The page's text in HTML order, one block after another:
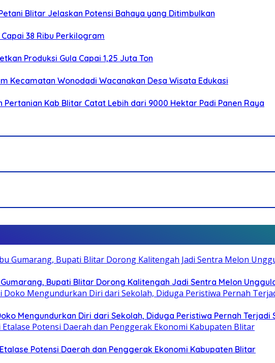
Blitar Jelaskan Potensi Bahaya yang Ditimbulkan
38 Ribu Perkilogram
Produksi Gula Capai 1,25 Juta Ton
Kecamatan Wonodadi Wacanakan Desa Wisata Edukasi
Pertanian Kab Blitar Catat Lebih dari 9000 Hektar Padi Panen Raya
Bupati Blitar Dorong Kalitengah Jadi Sentra Melon
Mengundurkan Diri dari Sekolah, Diduga Peristiwa Pernah Terjadi
Potensi Daerah dan Penggerak Ekonomi Kabupaten Blitar